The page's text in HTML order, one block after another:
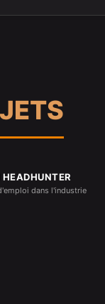
dans l'industrie